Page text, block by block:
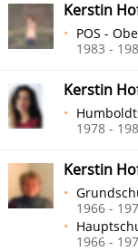
Kerstin
POS -
1983 -
Kerstin
1978 -
Kerstin
1966 -
1966 -